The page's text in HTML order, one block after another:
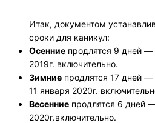
Итак, документом
сроки для каникул:
Осенние продлятся 9 дней —
2019г. включительно.
Зимние продлятся 17 дней —
11 января 2020г.
Весенние продлятся 6 дней
2020г.включительно.